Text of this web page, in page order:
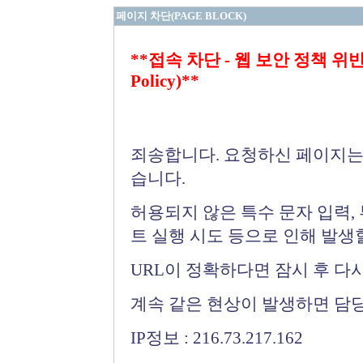
페이지 차단(PAGE BLOCK)
**접속 차단 - 웹 보안 정책 위
Policy)**
죄송합니다. 요청하신 페이지
습니다.
허용되지 않은 특수 문자 입력
트 실행 시도 등으로 인해 발생
URL이 정확하다면 잠시 후 다
계속 같은 현상이 발생하면 담
IP정보 : 216.73.217.162